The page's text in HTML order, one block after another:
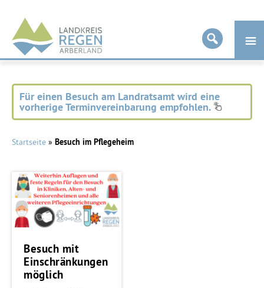
Landkreis
Regen
Für einen Besuch am Landratsamt wird eine
vorherige Terminvereinbarung empfohlen.
Startseite » Besuch im Pflegeheim
Besuch mit
Einschränkungen
möglich